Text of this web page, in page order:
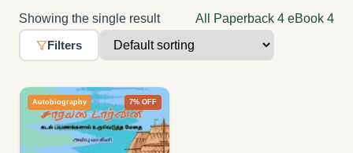
Showing the single result All Paperback 4 eBook 4
Filters
Autobiography 7% OFF